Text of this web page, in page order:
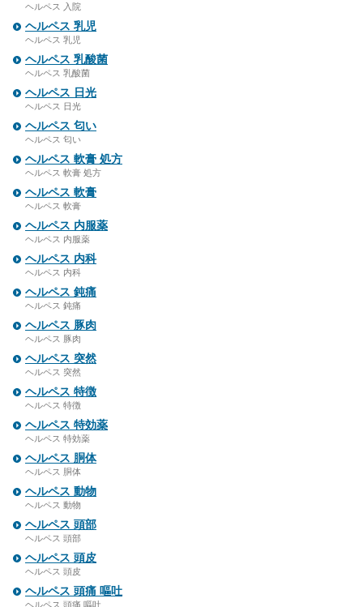
ヘルペス 入院
ヘルペス 乳児
ヘルペス 乳児
ヘルペス 乳酸菌
ヘルペス 乳酸菌
ヘルペス 日光
ヘルペス 日光
ヘルペス 匂い
ヘルペス 匂い
ヘルペス 軟膏 処方
ヘルペス 軟膏 処方
ヘルペス 軟膏
ヘルペス 軟膏
ヘルペス 内服薬
ヘルペス 内服薬
ヘルペス 内科
ヘルペス 内科
ヘルペス 鈍痛
ヘルペス 鈍痛
ヘルペス 豚肉
ヘルペス 豚肉
ヘルペス 突然
ヘルペス 突然
ヘルペス 特徴
ヘルペス 特徴
ヘルペス 特効薬
ヘルペス 特効薬
ヘルペス 胴体
ヘルペス 胴体
ヘルペス 動物
ヘルペス 動物
ヘルペス 頭部
ヘルペス 頭部
ヘルペス 頭皮
ヘルペス 頭皮
ヘルペス 頭痛 嘔吐
ヘルペス 頭痛 嘔吐